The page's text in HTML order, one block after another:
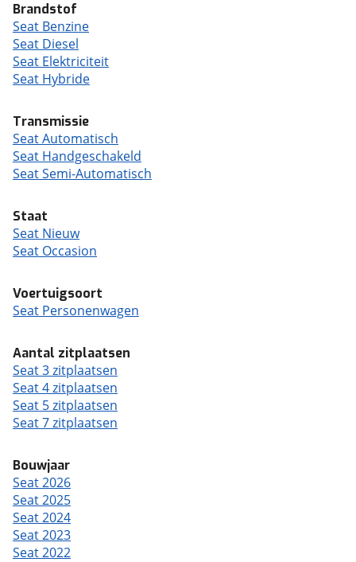
Brandstof
Seat Benzine
Seat Diesel
Seat Elektriciteit
Seat Hybride
Transmissie
Seat Automatisch
Seat Handgeschakeld
Seat Semi-Automatisch
Staat
Seat Nieuw
Seat Occasion
Voertuigsoort
Seat Personenwagen
Aantal zitplaatsen
Seat 3 zitplaatsen
Seat 4 zitplaatsen
Seat 5 zitplaatsen
Seat 7 zitplaatsen
Bouwjaar
Seat 2026
Seat 2025
Seat 2024
Seat 2023
Seat 2022